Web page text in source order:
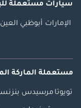
سيارات مستعملة
الإمارات أبوظبي العين
مستعملة الماركة
تويوتا مرسيدس بنز